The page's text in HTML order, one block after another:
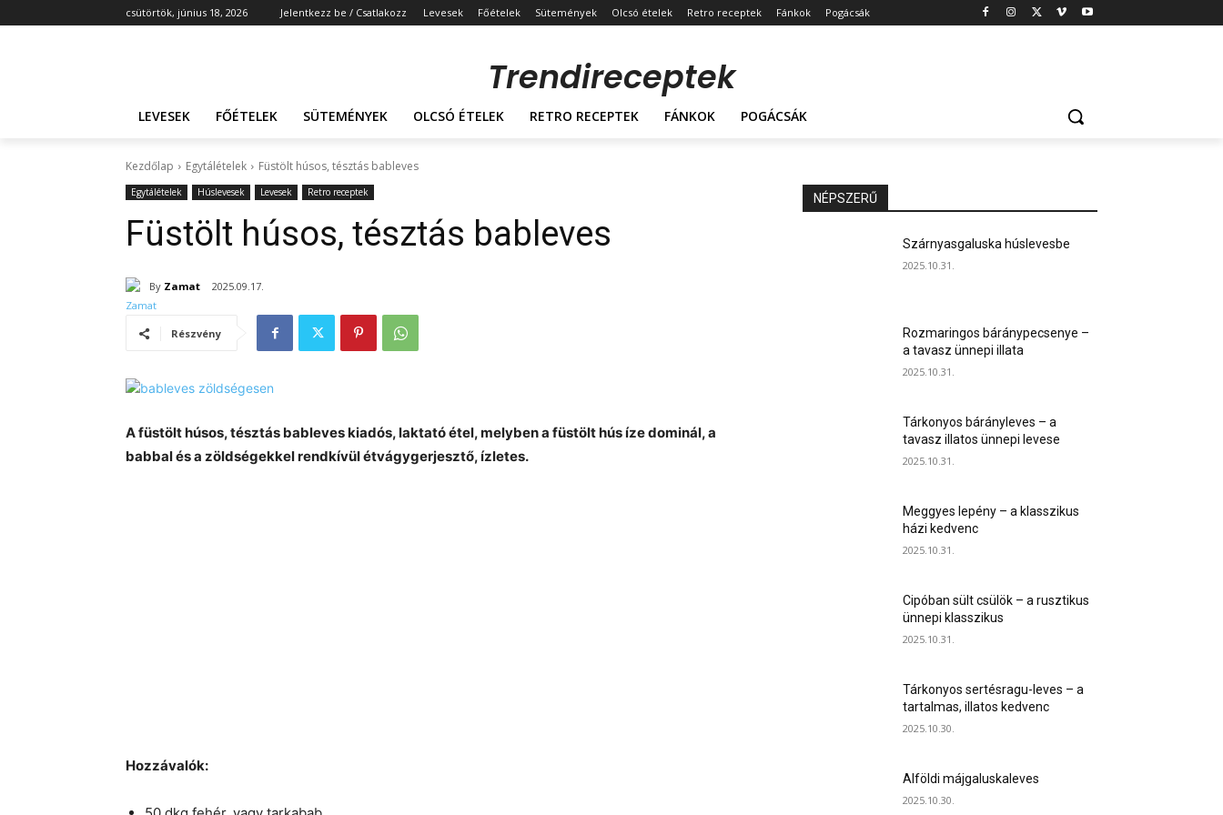
csütörtök, június 18, 2026 Jelentkezz be / Csatlakozz Levesek Főételek Sütemények Olcsó ételek Retro receptek Fánkok Pogácsák
Trendireceptek
LEVESEK FŐÉTELEK SÜTEMÉNYEK OLCSÓ ÉTELEK RETRO RECEPTEK FÁNKOK POGÁCSÁK
Kezdőlap Egytálételek Füstölt húsos, tésztás bableves
Egytálételek Húslevesek Levesek Retro receptek
Füstölt húsos, tésztás bableves
By Zamat 2025.09.17.
Részvény
A füstölt húsos, tésztás bableves kiadós, laktató étel, melyben a füstölt hús íze dominál, a
babbal és a zöldségekkel rendkívül étvágygerjesztő, ízletes.
Hozzávalók:
NÉPSZERŰ
Szárnyasgaluska húslevesbe
2025.10.31.
Rozmaringos báránypecsenye –
a tavasz ünnepi illata
2025.10.31.
Tárkonyos bárányleves – a
tavasz illatos ünnepi levese
2025.10.31.
Meggyes lepény – a klasszikus
házi kedvenc
2025.10.31.
Cipóban sült csülök – a rusztikus
ünnepi klasszikus
2025.10.31.
Tárkonyos sertésragu-leves – a
tartalmas, illatos kedvenc
2025.10.30.
Alföldi májgaluskaleves
2025.10.30.